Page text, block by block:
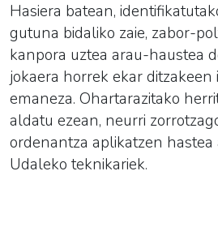
Hasiera batean,
gutuna bidaliko zaie, zabor-
kanpora uztea arau-haustea
jokaera horrek ekar ditzakeen
emaneza. Ohartarazitako
aldatu ezean, neurri
ordenantza aplikatzen
Udaleko teknikariek.